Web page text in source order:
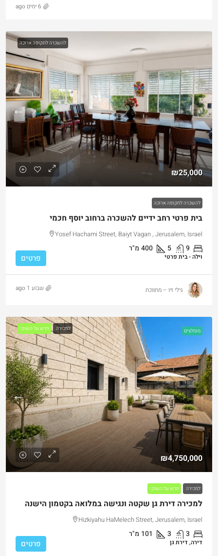
6 ימים ago
להשכרה לתקופה ארוכה
₪25,000
להשכרה לתקופה ארוכה
בית פרטי רחב ידיים להשכרה ברחוב יוסף חכמי
Yosef Hachami Street, Baiyt Vagan , Jerusalem, Israel
9
5
400 מ"ר
וילה - בית פרטי פרטים
גילי זיו – מתווכת שבוע 1 ago
מומלצים למכירה חדש על השוק !
₪4,750,000
למכירה חדש על השוק !
למכירה דירת גן שקטה ונגישה במלואה בקטמון הישנה
Hizkiyahu HaMelech Street, Jerusalem, Israel
3
3
101 מ"ר
דירה, דירת גן פרטים